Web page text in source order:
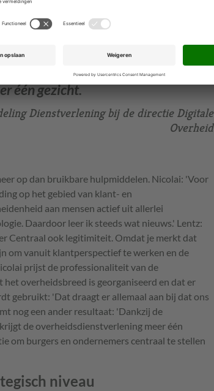
Dit soort hulpmiddelen zijn wat haar betreft een
centraal bedacht, heel goed onderzocht,
op eigen houtje kunnen doen.'
Gebruiker Centraal krijgt de
één gezicht.
Dienstverlening bij de directie Digitale
Overheid
op dan bruikbare hulpmiddelen. Nicolai: 'Voor
op het gebied van klant- en
aan mensen actief uit allerlei
Daardoor leer ik steeds wat nieuws.' Lentz:
Centraal ook legitimiteit. Omdat je merkt dat
om vanuit klantperspectief te werken en de
prijst de professionaliteit van de
overheidsbreed is georganiseerd en dat er
gebruikt: 'Dat draagt er allemaal aan bij dat ons
nog een ander resultaat: 'Dankzij de
de overheidsdienstverlening meer één
om burgers en ondernemers centraal te stellen
niveau